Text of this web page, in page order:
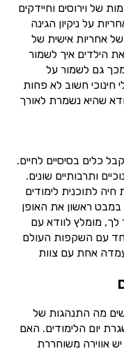
של וירוסים וחיידקים
על ניקיון הגינה
אחריות אישית של
הילדים איך לשמור
גם לשמור על
חינוכי חשוב לא פחות
שהיא נשמרת לאורך
כלים בסיסיים לחיים.
ותרבותיים שונים.
לתוכנית לימודים
במבט ראשון את האופן
לך, מומלץ לוודא עם
עם השקפות העולם
אחת עם צוות
מה התנהגות של
יום הלימודים. האם
אווירה משוחררת